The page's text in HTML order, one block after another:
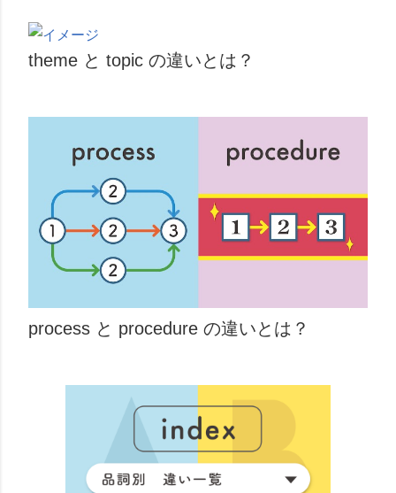
theme と topic の違いとは？
process と procedure の違いとは？